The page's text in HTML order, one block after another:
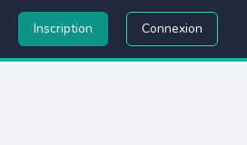
Inscription Connexion